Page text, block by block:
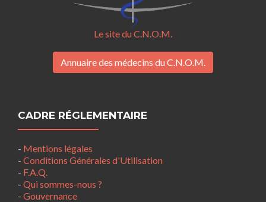
Le site du C.N.O.M.
Annuaire des médecins du C.N.O.M.
CADRE RÉGLEMENTAIRE
- Mentions légales
- Conditions Générales d'Utilisation
- F.A.Q.
- Qui sommes-nous ?
- Gouvernance